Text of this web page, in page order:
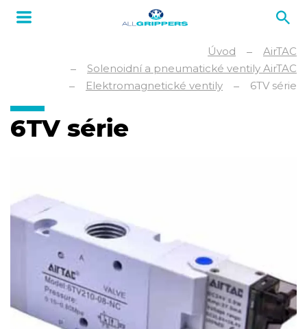
Úvod
AirTAC
Solenoidní a pneumatické ventily AirTAC
Elektromagnetické ventily
6TV série
6TV série